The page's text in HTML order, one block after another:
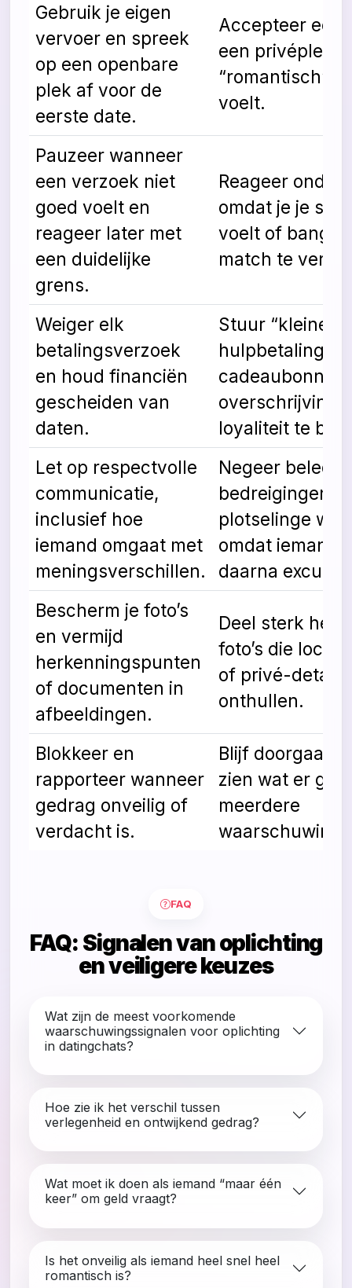
Gebruik je eigen
vervoer en spreek
op een openbare
plek af voor de
eerste date.
Accepteer een
een privéplek
“romantisch”
voelt.
Pauzeer wanneer
een verzoek niet
goed voelt en
reageer later met
een duidelijke
grens.
Reageer onder
omdat je je
voelt of bang
match te
Weiger elk
betalingsverzoek
en houd financiën
gescheiden van
daten.
Stuur “kleine
cadeaubonnen
loyaliteit te
Let op respectvolle
communicatie,
inclusief hoe
iemand omgaat met
meningsverschillen.
Negeer
bedreigingen of
plotselinge
omdat iemand
daarna
Bescherm je foto’s
en vermijd
herkenningspunten
of documenten in
afbeeldingen.
Deel sterk
foto’s die
of privé-details
onthullen.
Blokkeer en
rapporteer wanneer
gedrag onveilig of
verdacht is.
Blijf doorgaan
zien wat er
meerdere
FAQ
FAQ: Signalen van oplichting
en veiligere keuzes
Wat zijn de meest voorkomende
waarschuwingssignalen voor oplichting
in datingchats?
Hoe zie ik het verschil tussen
verlegenheid en ontwijkend gedrag?
Wat moet ik doen als iemand “maar één
keer” om geld vraagt?
Is het onveilig als iemand heel snel heel
romantisch is?